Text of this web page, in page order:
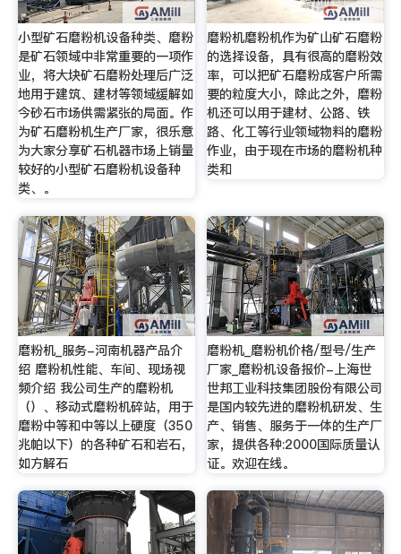
小型矿石磨粉机设备种类、磨粉
是矿石领域中非常重要的一项作
业，将大块矿石磨粉处理后广泛
地用于建筑、建材等领域缓解如
今砂石市场供需紧张的局面。作
为矿石磨粉机生产厂家，很乐意
为大家分享矿石机器市场上销量
较好的小型矿石磨粉机设备种
类、。
磨粉机磨粉机作为矿山矿石磨粉
的选择设备，具有很高的磨粉效
率，可以把矿石磨粉成客户所需
要的粒度大小，除此之外，磨粉
机还可以用于建材、公路、铁
路、化工等行业领域物料的磨粉
作业，由于现在市场的磨粉机种
类和
磨粉机_服务-河南机器产品介
绍 磨粉机性能、车间、现场视
频介绍 我公司生产的磨粉机
（）、移动式磨粉机碎站，用于
磨粉中等和中等以上硬度（350
兆帕以下）的各种矿石和岩石，
如方解石
磨粉机_磨粉机价格/型号/生产
厂家_磨粉机设备报价-上海世
世邦工业科技集团股份有限公司
是国内较先进的磨粉机研发、生
产、销售、服务于一体的生产厂
家，提供各种:2000国际质量认
证。欢迎在线。